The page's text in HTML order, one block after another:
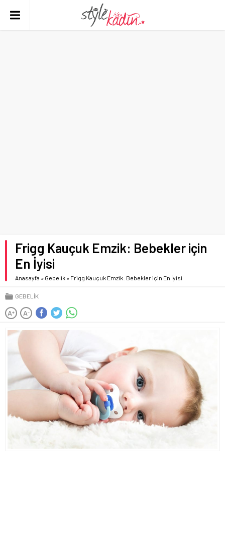
Frigg Kauçuk Emzik: Bebekler için
En İyisi
Anasayfa » Gebelik » Frigg Kauçuk Emzik: Bebekler için En İyisi
GEBELIK
A+ A-